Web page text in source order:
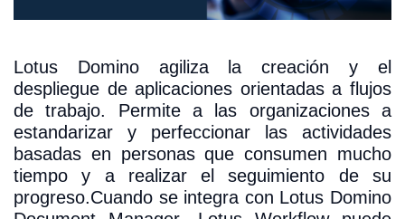
Lotus Domino agiliza la creación y el
despliegue de aplicaciones orientadas a flujos
de trabajo. Permite a las organizaciones a
estandarizar y perfeccionar las actividades
basadas en personas que consumen mucho
tiempo y a realizar el seguimiento de su
progreso.Cuando se integra con Lotus Domino